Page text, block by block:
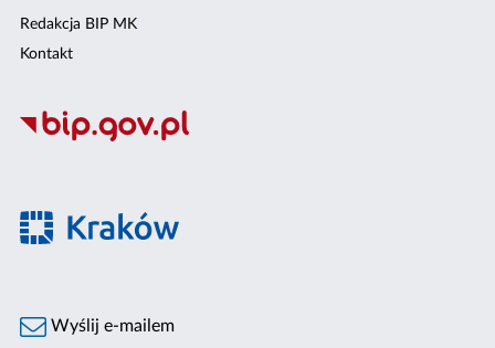
Redakcja BIP MK
Kontakt
Wyślij e-mailem